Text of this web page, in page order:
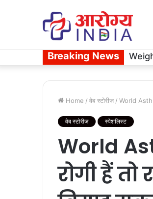
Breaking News
Home / वेब स्टोरीज / World
वेब स्टोरीज स्पेशलिस्ट
World
रोगी हैं तो